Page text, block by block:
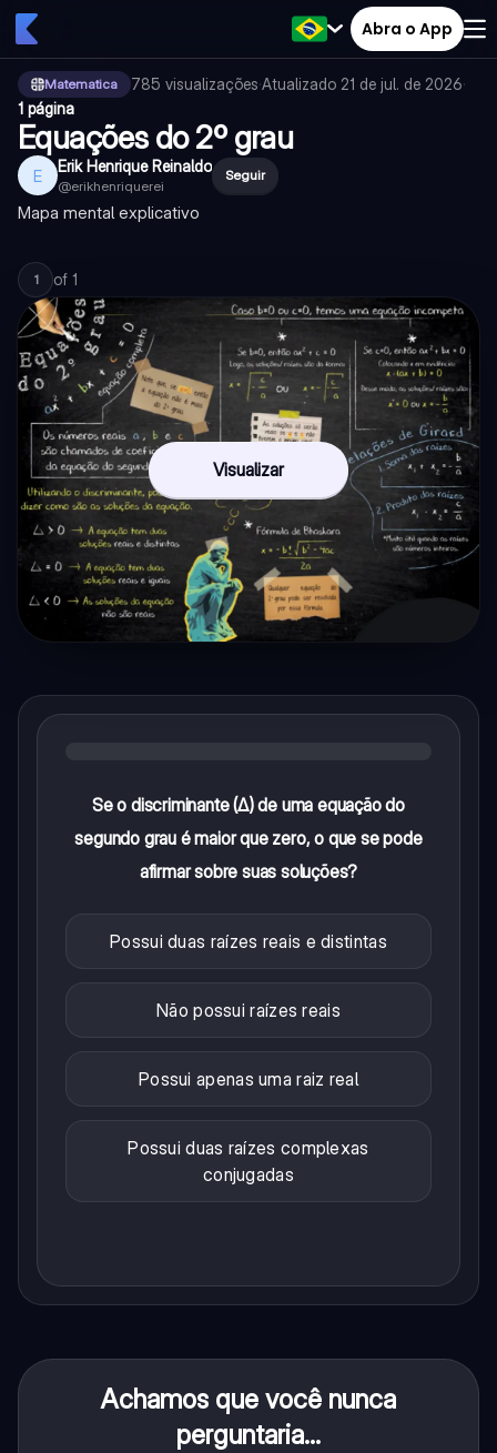
Abra o App
Matematica 785 visualizações·Atualizado 21 de jul. de 2026·
1 página
Equações do 2º grau
E Erik Henrique Reinaldo
@erikhenriquerei
Seguir
Mapa mental explicativo
1 of 1
Visualizar
Se o discriminante (Δ) de uma equação do
segundo grau é maior que zero, o que se pode
afirmar sobre suas soluções?
Possui duas raízes reais e distintas
Não possui raízes reais
Possui apenas uma raiz real
Possui duas raízes complexas
conjugadas
Achamos que você nunca
perguntaria...